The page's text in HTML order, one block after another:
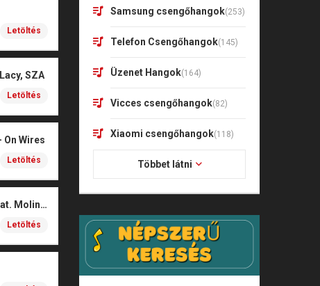
Letöltés
SZA
Letöltés
On Wires
Letöltés
Coals – Traces (feat. Molina)
Letöltés
Samsung csengőhangok(253)
Telefon Csengőhangok(145)
Üzenet Hangok(164)
Vicces csengőhangok(82)
Xiaomi csengőhangok(118)
Többet látni